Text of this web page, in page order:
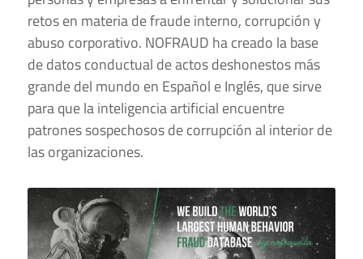
retos en materia de fraude interno, corrupción y
abuso corporativo. NOFRAUD ha creado la base
de datos conductual de actos deshonestos más
grande del mundo en Español e Inglés, que sirve
para que la inteligencia artificial encuentre
patrones sospechosos de corrupción al interior de
las organizaciones.